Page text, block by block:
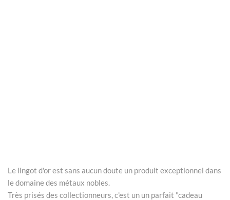
Le lingot d'or est sans aucun doute un produit exceptionnel dans
le domaine des métaux nobles.
Très prisés des collectionneurs, c'est un un parfait "cadeau